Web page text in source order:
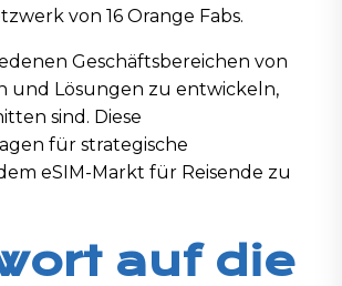
von 16 Orange Fabs.
Geschäftsbereichen von
und Lösungen zu entwickeln,
sind. Diese
für strategische
eSIM-Markt für Reisende zu
auf die